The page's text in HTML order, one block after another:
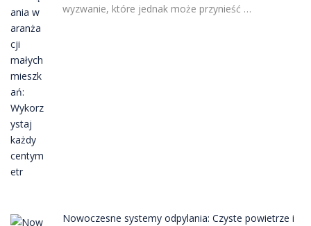
wyzwanie, które jednak może przynieść …
Nowoczesne systemy odpylania: Czyste powietrze i